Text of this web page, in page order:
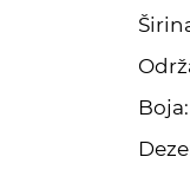
Boja: